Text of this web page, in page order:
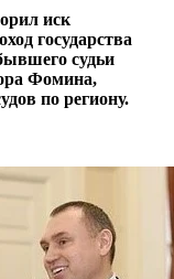
иск
государства
судьи
Фомина,
по региону.